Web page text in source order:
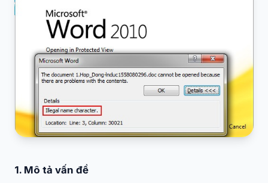
1. Mô tả vấn đề